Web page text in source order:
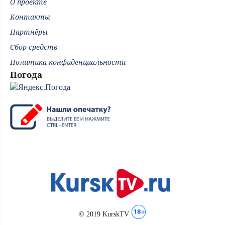
О проекте
Контакты
Партнёры
Сбор средств
Политика конфиденциальности
Погода
© 2019 KurskTV